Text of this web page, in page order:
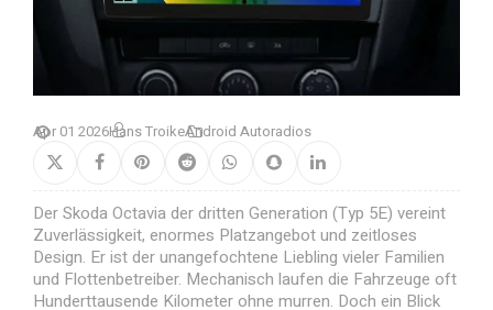
Apr 01 2026Hans TroikeAndroid Autoradios
Der Skoda Octavia der dritten Generation (Typ 5E) vereint
Zuverlässigkeit, enormes Platzangebot und zeitloses
Design. Er ist der unangefochtene Liebling vieler Familien
und Flottenbetreiber. Mechanisch laufen die Fahrzeuge oft
Hunderttausende Kilometer ohne murren. Doch ein Blick